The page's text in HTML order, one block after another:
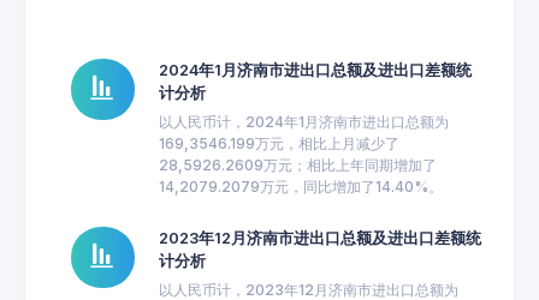
2024年1月济南市进出口总额及进出口差额统
计分析
以人民币计，2024年1月济南市进出口总额为
169,3546.199万元，相比上月减少了
28,5926.2609万元；相比上年同期增加了
14,2079.2079万元，同比增加了14.40%。
2023年12月济南市进出口总额及进出口差额统
计分析
以人民币计，2023年12月济南市进出口总额为